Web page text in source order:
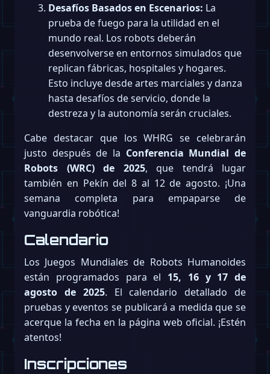
Desafíos Basados en Escenarios: La
prueba de fuego para la utilidad en el
mundo real. Los robots deberán
desenvolverse en entornos simulados que
replican fábricas, hospitales y hogares.
Esto incluye desde artes marciales y danza
hasta desafíos de servicio, donde la
destreza y la autonomía serán cruciales.
Cabe destacar que los WHRG se celebrarán
justo después de la Conferencia Mundial de
Robots (WRC) de 2025, que tendrá lugar
también en Pekín del 8 al 12 de agosto. ¡Una
semana completa para empaparse de
vanguardia robótica!
Calendario
Los Juegos Mundiales de Robots Humanoides
están programados para el 15, 16 y 17 de
agosto de 2025. El calendario detallado de
pruebas y eventos se publicará a medida que se
acerque la fecha en la página web oficial. ¡Estén
atentos!
Inscripciones